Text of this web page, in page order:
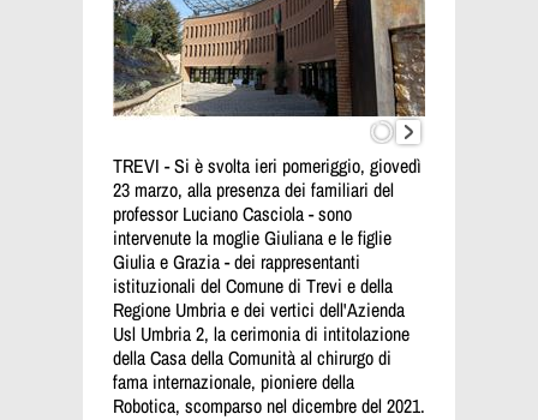
TREVI - Si è svolta ieri pomeriggio, giovedì
23 marzo, alla presenza dei familiari del
professor Luciano Casciola - sono
intervenute la moglie Giuliana e le figlie
Giulia e Grazia - dei rappresentanti
istituzionali del Comune di Trevi e della
Regione Umbria e dei vertici dell'Azienda
Usl Umbria 2, la cerimonia di intitolazione
della Casa della Comunità al chirurgo di
fama internazionale, pioniere della
Robotica, scomparso nel dicembre del 2021.